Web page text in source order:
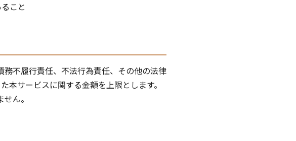
こと
不履行責任、不法行為責任、その他の法律
サービスに関する金額を上限とします。
ん。